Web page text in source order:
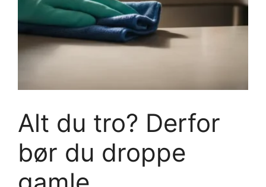
Alt du tro? Derfor
bør du droppe